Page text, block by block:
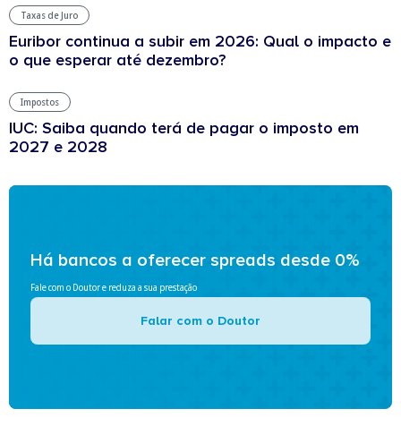
Taxas de Juro
Euribor continua a subir em 2026: Qual o impacto e
o que esperar até dezembro?
Impostos
IUC: Saiba quando terá de pagar o imposto em
2027 e 2028
Há bancos a oferecer spreads desde 0%
Fale com o Doutor e reduza a sua prestação
Falar com o Doutor